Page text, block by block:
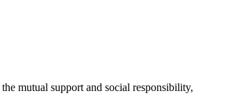
mutual support and social responsibility,